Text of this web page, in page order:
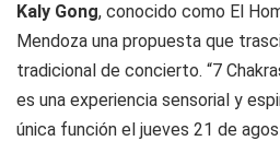
Kaly Gong, conocido como El
Mendoza una propuesta que
tradicional de concierto. “7
es una experiencia sensorial y
única función el jueves 21 de